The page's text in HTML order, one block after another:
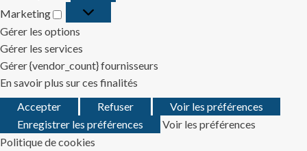
Marketing
Marketing
Gérer les options
Gérer les services
Gérer {vendor_count} fournisseurs
En savoir plus sur ces finalités
Accepter
Refuser
Voir les préférences
Enregistrer les préférences
Voir les préférences
Politique de cookies